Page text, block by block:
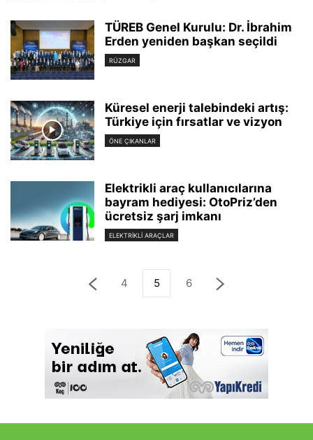
TÜREB Genel Kurulu: Dr. İbrahim
Erden yeniden başkan seçildi
RÜZGAR
Küresel enerji talebindeki artış:
Türkiye için fırsatlar ve vizyon
ÖNE ÇIKANLAR
Elektrikli araç kullanıcılarına
bayram hediyesi: OtoPriz’den
ücretsiz şarj imkanı
ELEKTRIKLI ARAÇLAR
4 5 6